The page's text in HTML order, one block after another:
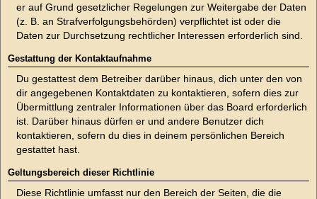
er auf Grund gesetzlicher Regelungen zur Weitergabe der Daten
(z. B. an Strafverfolgungsbehörden) verpflichtet ist oder die
Daten zur Durchsetzung rechtlicher Interessen erforderlich sind.
Gestattung der Kontaktaufnahme
Du gestattest dem Betreiber darüber hinaus, dich unter den von
dir angegebenen Kontaktdaten zu kontaktieren, sofern dies zur
Übermittlung zentraler Informationen über das Board erforderlich
ist. Darüber hinaus dürfen er und andere Benutzer dich
kontaktieren, sofern du dies in deinem persönlichen Bereich
gestattet hast.
Geltungsbereich dieser Richtlinie
Diese Richtlinie umfasst nur den Bereich der Seiten, die die